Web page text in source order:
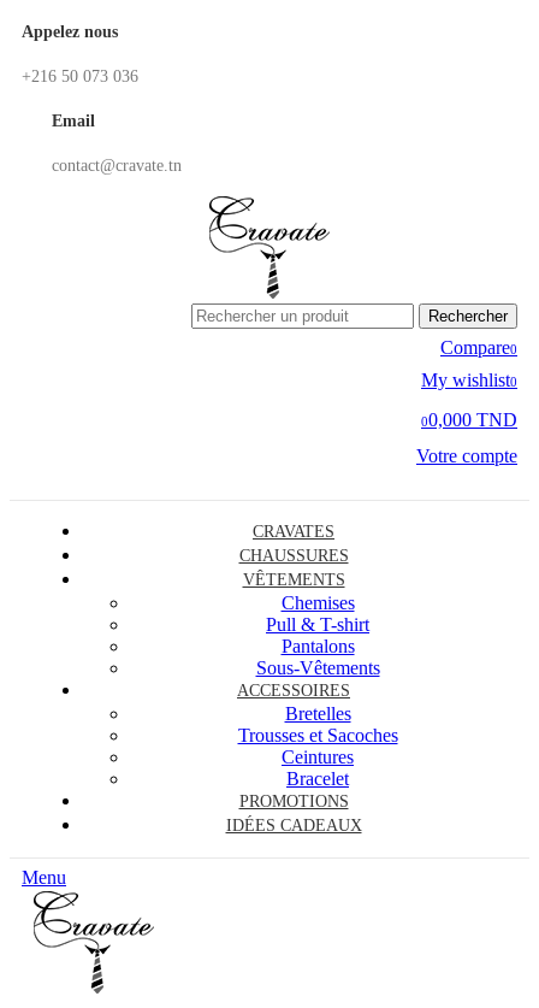
Appelez nous
+216 50 073 036
Email
contact@cravate.tn
Rechercher
Compare0
My wishlist0
00,000 TND
Votre compte
CRAVATES
CHAUSSURES
VÊTEMENTS
Chemises
Pull & T-shirt
Pantalons
Sous-Vêtements
ACCESSOIRES
Bretelles
Trousses et Sacoches
Ceintures
Bracelet
PROMOTIONS
IDÉES CADEAUX
Menu